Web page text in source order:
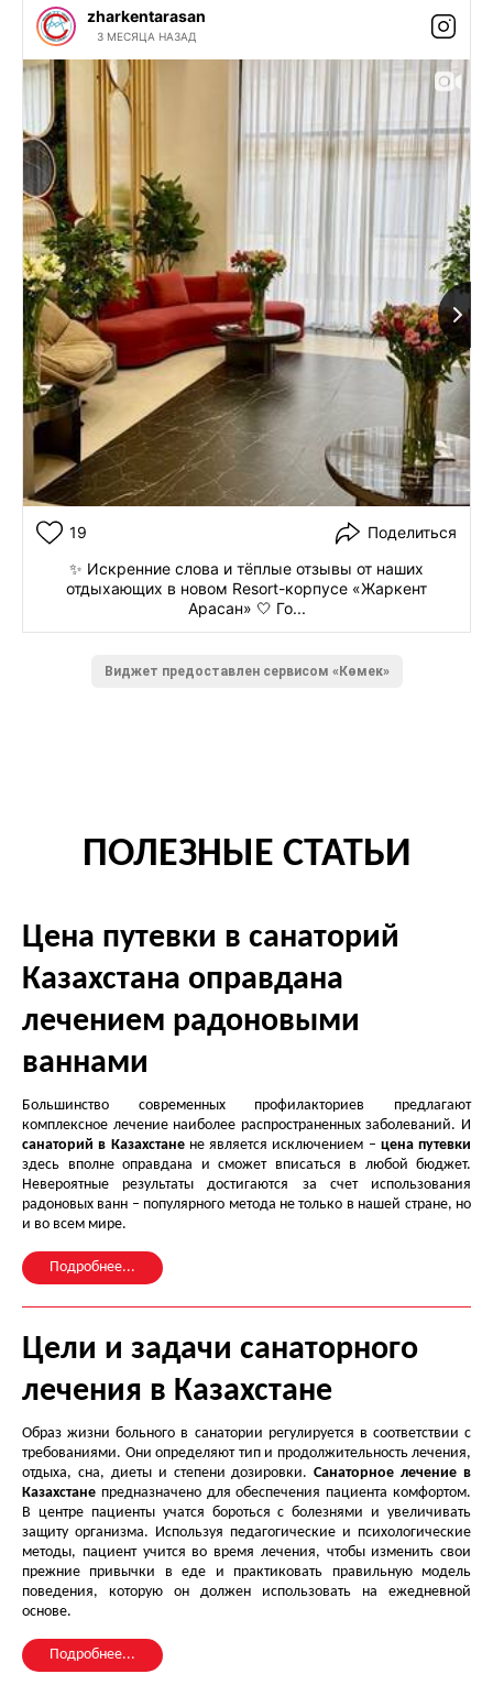
zharkentarasan
3 МЕСЯЦА НАЗАД
19
Поделиться
✨ Искренние слова и тёплые отзывы от наших
отдыхающих в новом Resort-корпусе «Жаркент
Арасан» 🤍 Го...
Виджет предоставлен сервисом «Көмек»
ПОЛЕЗНЫЕ СТАТЬИ
Цена путевки в санаторий
Казахстана оправдана
лечением радоновыми
ваннами
Большинство современных профилакториев предлагают
комплексное лечение наиболее распространенных заболеваний. И
санаторий в Казахстанене является исключением – цена путевки
здесь вполне оправдана и сможет вписаться в любой бюджет.
Невероятные результаты достигаются за счет использования
радоновых ванн – популярного метода не только в нашей стране, но
и во всем мире.
Подробнее...
Цели и задачи санаторного
лечения в Казахстане
Образ жизни больного в санатории регулируется в соответствии с
требованиями. Они определяют тип и продолжительность лечения,
отдыха, сна, диеты и степени дозировки.Санаторное лечение в
Казахстане предназначено для обеспечения пациента комфортом.
В центре пациенты учатся бороться с болезнями и увеличивать
защиту организма. Используя педагогические и психологические
методы, пациент учится во время лечения, чтобы изменить свои
прежние привычки в еде и практиковать правильную модель
поведения, которую он должен использовать на ежедневной
основе.
Подробнее...